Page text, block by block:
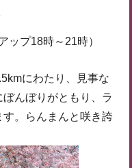
ップ18時～21時）
にわたり、見事な
んぼりがともり、ラ
。らんまんと咲き誇